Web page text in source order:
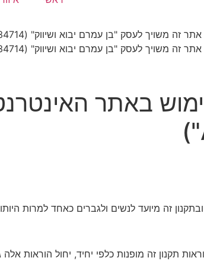
יבוא ושיווק" (558134714) רחוב נחלת אפרים 3 , בית חורון, 9093500 טלפון 0526778911
יבוא ושיווק" (558134714) רחוב נחלת אפרים 3 , בית חורון, 9093500 טלפון 0526778911